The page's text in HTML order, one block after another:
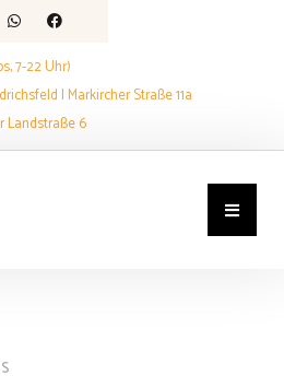
7-22 Uhr)
| Markircher Straße 11a
Landstraße 6